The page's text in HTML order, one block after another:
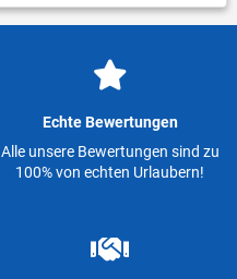
Echte Bewertungen
Alle unsere Bewertungen sind zu
100% von echten Urlaubern!